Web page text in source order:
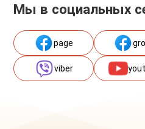
Мы в социальных
page
viber